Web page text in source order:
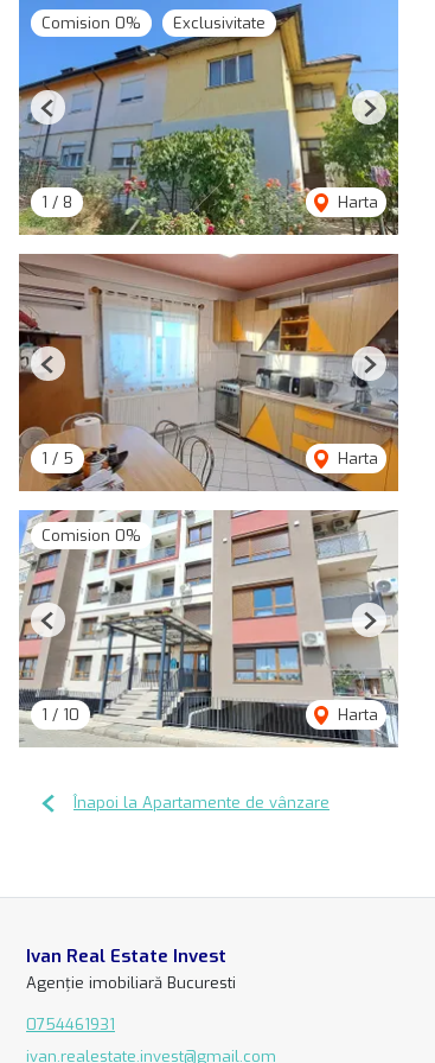
Comision 0% Exclusivitate
1 / 8 Harta
Previous Next
1 / 5 Harta
Previous Next
Comision 0%
1 / 10 Harta
Previous Next
Înapoi la Apartamente de vânzare
Ivan Real Estate Invest
Agenție imobiliară Bucuresti
0754461931
ivan.realestate.invest@gmail.com